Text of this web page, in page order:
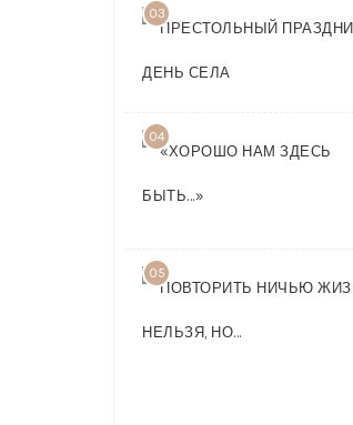
03
04
05